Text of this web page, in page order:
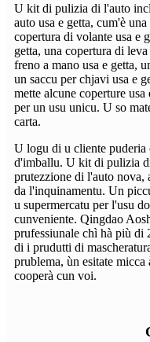
U kit di pulizia di l'auto
auto usa e getta, cum'è
copertura di volante usa e
getta, una copertura di
freno a mano usa e getta,
un saccu per chjavi usa e
mette alcune coperture
per un usu unicu. U so
carta.
U logu di u cliente puderia
d'imballu. U kit di pulizia
prutezzione di l'auto nova,
da l'inquinamentu. Un
u supermercatu per l'usu
cunveniente. Qingdao
prufessiunale chì hà più di
di i prudutti di
prublema, ùn esitate
cooperà cun voi.